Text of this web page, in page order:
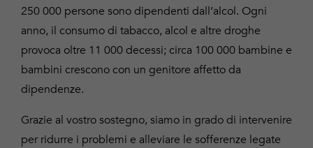
250 000 persone sono dipendenti dall’alcol. Ogni
anno, il consumo di tabacco, alcol e altre droghe
provoca oltre 11 000 decessi; circa 100 000 bambine e
bambini crescono con un genitore affetto da
dipendenze.
Grazie al vostro sostegno, siamo in grado di intervenire
per ridurre i problemi e alleviare le sofferenze legate